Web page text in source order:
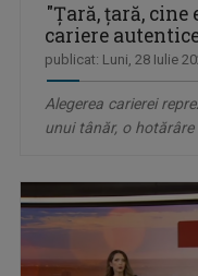
"Țară, țară, cine
cariere
publicat: Luni, 28 Iulie
Alegerea carierei
unui tânăr, o hotărâre